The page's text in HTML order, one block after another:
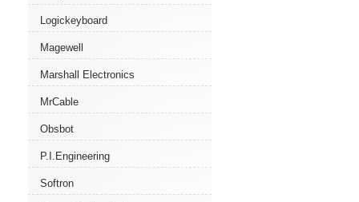
Logickeyboard
Magewell
Marshall Electronics
MrCable
Obsbot
P.I.Engineering
Softron